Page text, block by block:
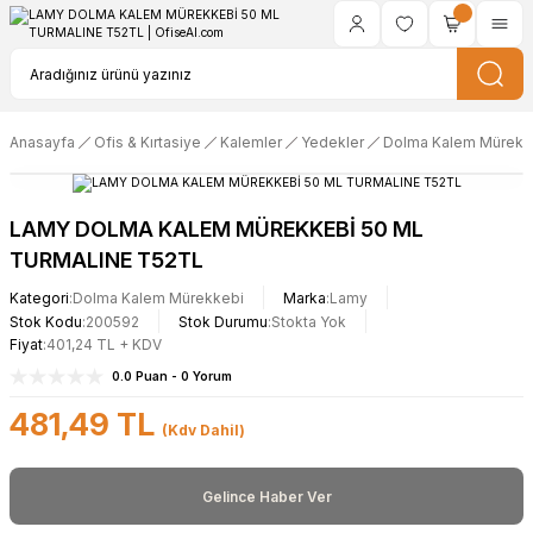
Anasayfa Ofis & Kırtasiye Kalemler Yedekler Dolma Kalem
LAMY DOLMA KALEM MÜREKKEBİ 50 ML
TURMALINE T52TL
Kategori Dolma Kalem Mürekkebi Marka Lamy
Stok Kodu 200592 Stok Durumu Stokta Yok
Fiyat 401,24 TL + KDV
0.0 Puan - 0 Yorum
481,49 TL (Kdv Dahil)
Gelince Haber Ver